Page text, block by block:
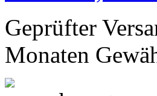
Geprüfter
Monaten